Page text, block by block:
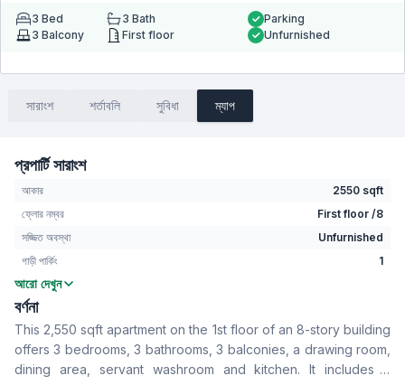
3 Bed 3 Bath
3 Balcony First floor
Parking
Unfurnished
সারাংশ শর্তাবলি সুবিধা ম্যাপ
প্রপার্টি সারাংশ
আকার
2550 sqft
ফ্লোর নম্বর
First floor /8
সজ্জিত অবস্থা
Unfurnished
গাড়ী পার্কিং
1
বেডরুম
বাথরুম
বসার রুম
No
Drawing Room
Yes
খাবার রুম
Yes
আরো দেখুন
বর্ণনা
This 2,550 sqft apartment on the 1st floor of an 8-story building
offers 3 bedrooms, 3 bathrooms, 3 balconies, a drawing room,
dining area, servant washroom and kitchen. It includes a